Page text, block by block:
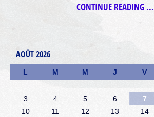
CONTINUE READING ...
AOÛT 2026
L M M J V
3
4 5 6 7
10
11 12 13 14